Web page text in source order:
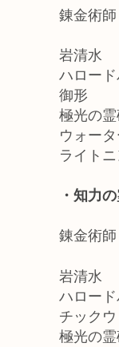
錬金術
岩
ハロ
御
極
ウォー
ライト
・知力
錬金術
岩
ハロ
チッ
極光